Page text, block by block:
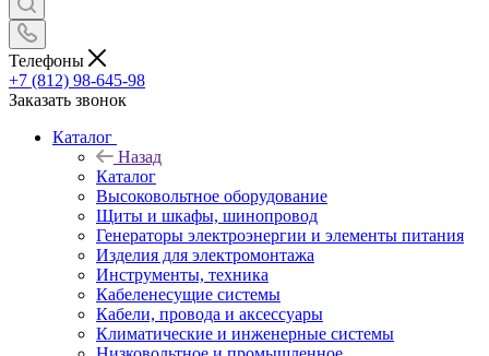
Телефоны
+7 (812) 98-645-98
Заказать звонок
Каталог
Назад
Каталог
Высоковольтное оборудование
Щиты и шкафы, шинопровод
Генераторы электроэнергии и элементы питания
Изделия для электромонтажа
Инструменты, техника
Кабеленесущие системы
Кабели, провода и аксессуары
Климатические и инженерные системы